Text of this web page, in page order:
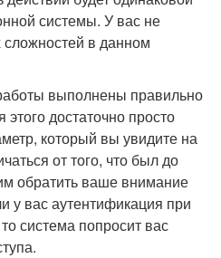
системы. У вас не
сложностей в данном
выполнены правильно
достаточно просто
который вы увидите на
от того, что был до
обратить ваше внимание
у вас аутентификация при
система попросит вас